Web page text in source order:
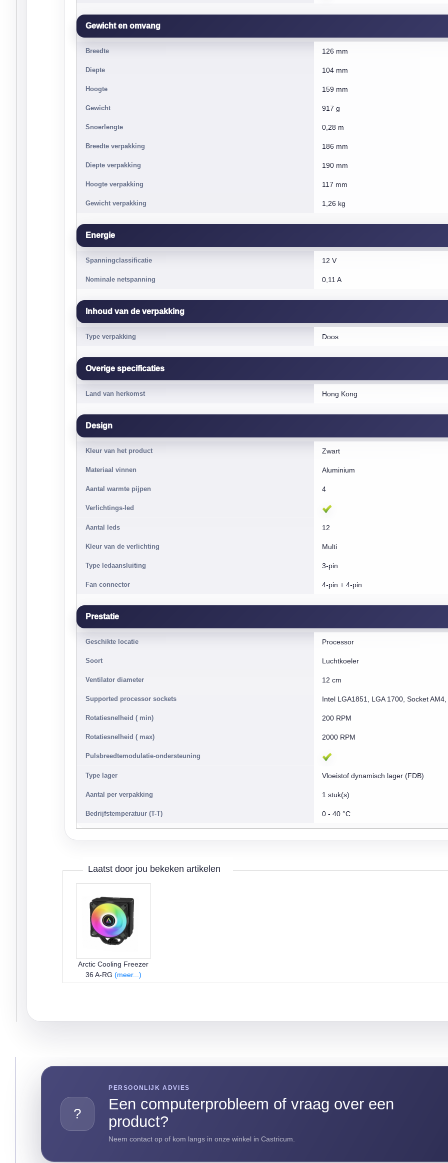
Gewicht en omvang
Breedte 126 mm
Diepte 104 mm
Hoogte 159 mm
Gewicht 917 g
Snoerlengte 0,28 m
Breedte verpakking 186 mm
Diepte verpakking 190 mm
Hoogte verpakking 117 mm
Gewicht verpakking 1,26 kg
Energie
Spanningclassificatie 12 V
Nominale netspanning 0,11 A
Inhoud van de verpakking
Type verpakking Doos
Overige specificaties
Land van herkomst Hong Kong
Design
Kleur van het product Zwart
Materiaal vinnen Aluminium
Aantal warmte pijpen 4
Verlichtings-led
Aantal leds 12
Kleur van de verlichting Multi
Type ledaansluiting 3-pin
Fan connector 4-pin + 4-pin
Prestatie
Geschikte locatie Processor
Soort Luchtkoeler
Ventilator diameter 12 cm
Supported processor sockets Intel LGA1851, LGA 1700, Socket
Rotatiesnelheid ( min) 200 RPM
Rotatiesnelheid ( max) 2000 RPM
Pulsbreedtemodulatie-ondersteuning
Type lager Vloeistof dynamisch lager (FDB)
Aantal per verpakking 1 stuk(s)
Bedrijfstemperatuur (T-T) 0 - 40 °C
Laatst door jou bekeken artikelen
Arctic Cooling Freezer
36 A-RG (meer...)
?
PERSOONLIJK ADVIES
Een computerprobleem of vraag over een
product?
Neem contact op of kom langs in onze winkel in Castricum.